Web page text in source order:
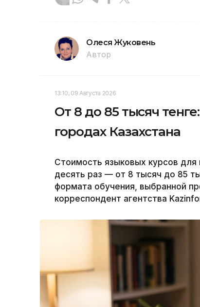
Олеся Жуковень
Автор
13:10, 09 Августа 2026
От 8 до 85 тысяч
городах Казахстана
Стоимость языковых курсов
десять раз — от 8 тысяч до 85
формата обучения, выбранной
корреспондент агентства